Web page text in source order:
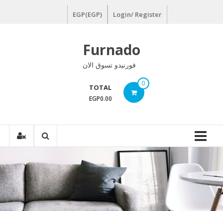
Login/ Register
EGP(EGP)
Furnado
فورنيدو تسوق الان
0
TOTAL
EGP0.00